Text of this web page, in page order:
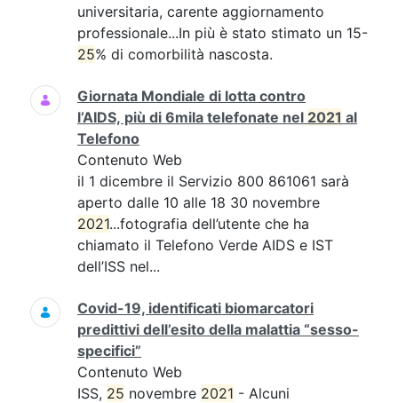
universitaria, carente aggiornamento
professionale...In più è stato stimato un 15-
25% di comorbilità nascosta.
Giornata Mondiale di lotta contro
l’AIDS, più di 6mila telefonate nel 2021 al
Telefono
Contenuto Web
il 1 dicembre il Servizio 800 861061 sarà
aperto dalle 10 alle 18 30 novembre
2021...fotografia dell’utente che ha
chiamato il Telefono Verde AIDS e IST
dell’ISS nel...
Covid-19, identificati biomarcatori
predittivi dell’esito della malattia “sesso-
specifici”
Contenuto Web
ISS, 25 novembre 2021 - Alcuni